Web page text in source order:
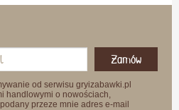
Zamów
od serwisu gryizabawki.pl
handlowymi o nowościach,
przeze mnie adres e-mail